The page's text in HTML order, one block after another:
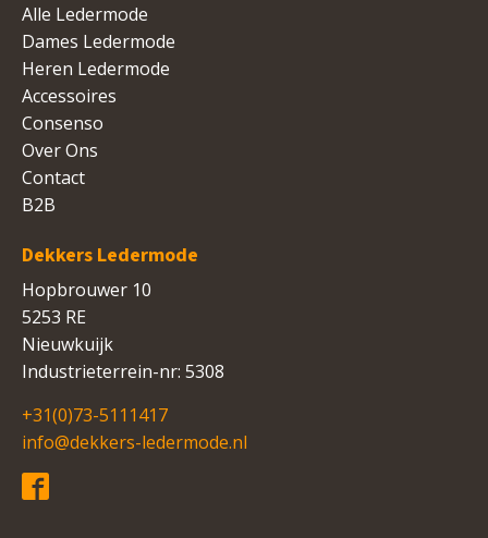
Alle Ledermode
Dames Ledermode
Heren Ledermode
Accessoires
Consenso
Over Ons
Contact
B2B
Dekkers Ledermode
Hopbrouwer 10
5253 RE
Nieuwkuijk
Industrieterrein-nr: 5308
+31(0)73-5111417
info@dekkers-ledermode.nl